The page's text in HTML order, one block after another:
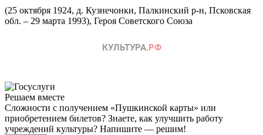
(25 октября 1924, д. Кузнечонки, Палкинский р-н, Псковская
обл. – 29 марта 1993), Героя Советского Союза
Решаем вместе
Сложности с получением «Пушкинской карты» или
приобретением билетов? Знаете, как улучшить работу
учреждений культуры? Напишите — решим!